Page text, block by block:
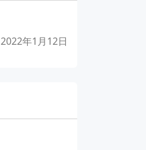
2022年1月12日